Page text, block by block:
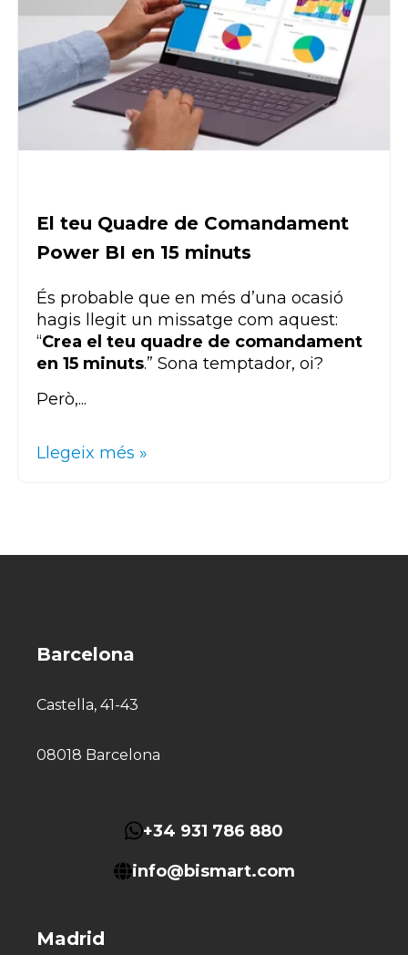
El teu Quadre de Comandament
Power BI en 15 minuts
És probable que en més d’una ocasió
hagis llegit un missatge com aquest:
“Crea el teu quadre de comandament
en 15 minuts.” Sona temptador, oi?
Però,...
Llegeix més »
Barcelona
Castella, 41-43
08018 Barcelona
+34 931 786 880
info@bismart.com
Madrid